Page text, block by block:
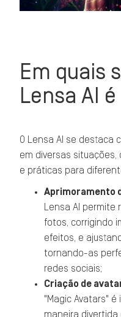
Em quais
Lensa AI
O Lensa AI se destaca
em diversas
e práticas para
Aprimoramento
Lensa AI
fotos, corrigindo
efeitos, e
tornando-as
redes sociais;
Criação de
"Magic Avatars"
maneira